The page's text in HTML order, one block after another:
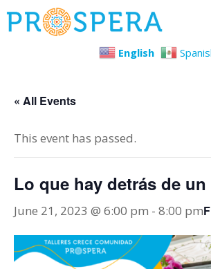
English
« All Events
This event has passed.
Lo que hay detrás de
June 21, 2023 @ 6:00 pm - 8:00 pm